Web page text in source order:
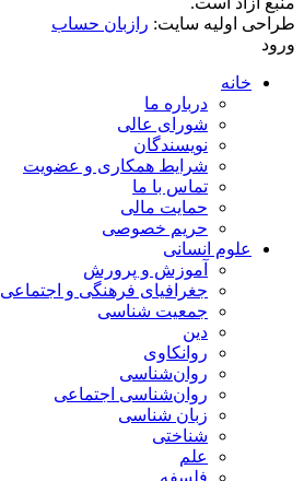
طراحی اولیه سایت: رازبان حساب
ورود
خانه
درباره ما
شورای عالی
نویسندگان
شرایط همکاری و عضویت
تماس با ما
حمایت مالی
حریم خصوصی
علوم انسانی
آموزش و پرورش
جغرافیای فرهنگی و اجتماعی
جمعیت شناسی
دین
روانکاوی
روان‌شناسی
روان‌شناسی اجتماعی
زبان شناسی
شناختی
علم